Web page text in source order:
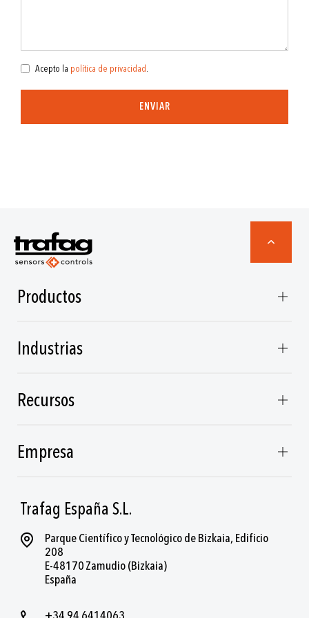
Acepto la política de privacidad.
ENVIAR
Trafag España S.L.
Parque Científico y Tecnológico de Bizkaia, Edificio
208
E-48170 Zamudio (Bizkaia)
España
Productos
Industrias
Recursos
Empresa